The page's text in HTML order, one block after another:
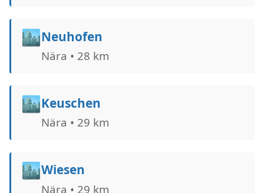
🏙️Neuhofen
Nära • 28 km
🏙️Keuschen
Nära • 29 km
🏙️Wiesen
Nära • 29 km